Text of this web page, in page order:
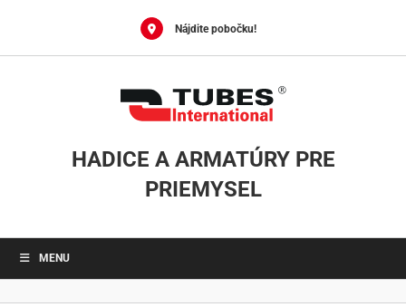
Nájdite pobočku!
HADICE A ARMATÚRY PRE
PRIEMYSEL
MENU